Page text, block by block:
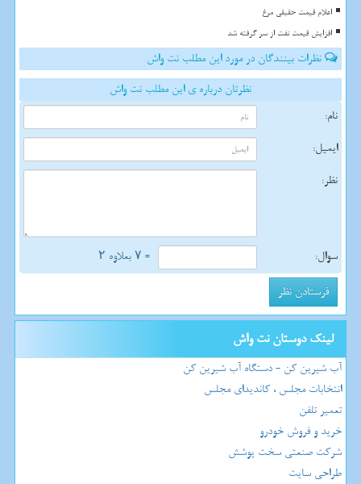
اعلام قیمت حقیقی مرغ
افزایش قیمت نفت از سر گرفته شد
نظرات بینندگان در مورد این مطلب نت واش
نظرتان درباره ی این مطلب نت واش
نام:
ایمیل:
نظر:
سوال: = ۷ بعلاوه ۲
لینک دوستان نت واش
آب شیرین کن - دستگاه آب شیرین کن
انتخابات مجلس ، کاندیدای مجلس
تعمیر تلفن
خرید و فروش خودرو
شرکت صنعتی سخت پوشش
طراحی سایت